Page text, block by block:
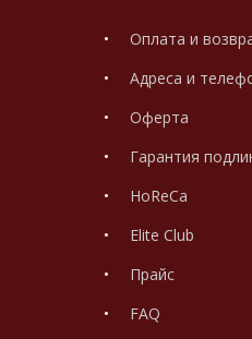
Оплата и
Адреса и
Оферта
Гарантия
HoReCa
Elite Club
Прайс
FAQ